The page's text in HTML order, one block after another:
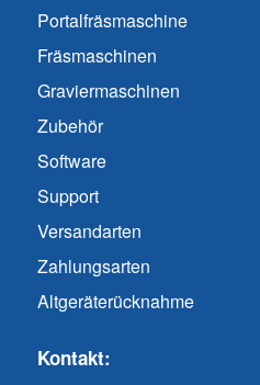
Portalfräsmaschine
Fräsmaschinen
Graviermaschinen
Zubehör
Software
Support
Versandarten
Zahlungsarten
Altgeräterücknahme
Kontakt: